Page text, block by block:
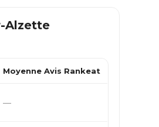
Alzette
Moyenne Avis Rankeat
—